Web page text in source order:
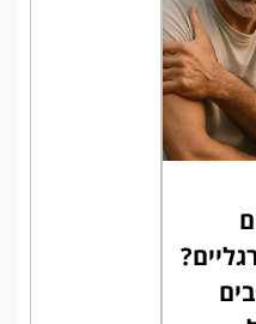
כי 5 רכיבים